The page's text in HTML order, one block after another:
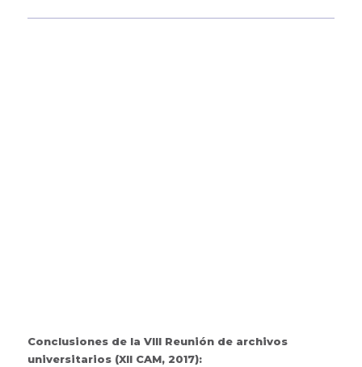
Conclusiones de la VIII Reunión de archivos
universitarios (XII CAM, 2017):